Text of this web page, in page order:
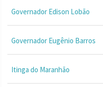
Governador Edison Lobão
Governador Eugênio Barros
Itinga do Maranhão